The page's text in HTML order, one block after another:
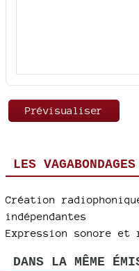
LES
Création
indépendantes
Expression sonore et
DANS LA MÊME